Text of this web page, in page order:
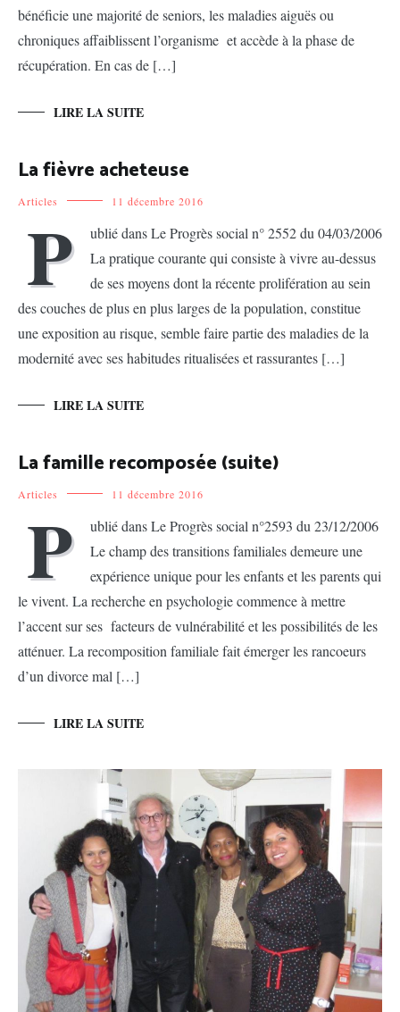
bénéficie une majorité de seniors, les maladies aiguës ou
chroniques affaiblissent l’organisme et accède à la phase de
récupération. En cas de […]
LIRE LA SUITE
La fièvre acheteuse
Articles 11 décembre 2016
P
ublié dans Le Progrès social n° 2552 du 04/03/2006
La pratique courante qui consiste à vivre au-dessus
de ses moyens dont la récente prolifération au sein
des couches de plus en plus larges de la population, constitue
une exposition au risque, semble faire partie des maladies de la
modernité avec ses habitudes ritualisées et rassurantes […]
LIRE LA SUITE
La famille recomposée (suite)
Articles 11 décembre 2016
P
ublié dans Le Progrès social n°2593 du 23/12/2006
Le champ des transitions familiales demeure une
expérience unique pour les enfants et les parents qui
le vivent. La recherche en psychologie commence à mettre
l’accent sur ses facteurs de vulnérabilité et les possibilités de les
atténuer. La recomposition familiale fait émerger les rancoeurs
d’un divorce mal […]
LIRE LA SUITE